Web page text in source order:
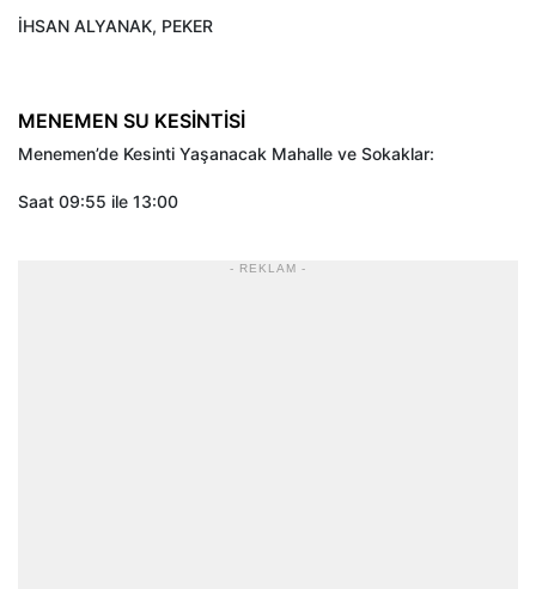
İHSAN ALYANAK, PEKER
MENEMEN SU KESİNTİSİ
Menemen’de Kesinti Yaşanacak Mahalle ve Sokaklar:
Saat 09:55 ile 13:00
- REKLAM -